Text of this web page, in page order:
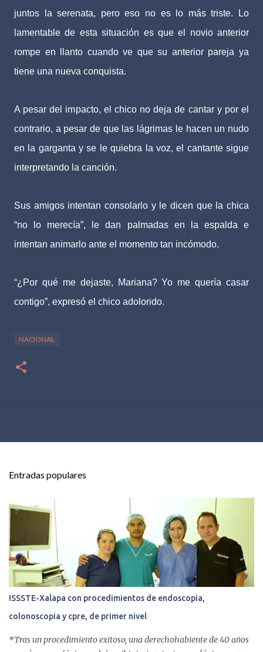
juntos la serenata, pero eso no es lo más triste. Lo
lamentable de esta situación es que el novio anterior
rompe en llanto cuando ve que su anterior pareja ya
tiene una nueva conquista.
A pesar del impacto, el chico no deja de cantar y por el
contrario, a pesar de que las lágrimas le hacen un nudo
en la garganta y se le quiebra la voz, el cantante sigue
interpretando la canción.
Sus amigos intentan consolarlo y le dicen que la chica
“no lo merecía”, le dan palmadas en la espalda e
intentan animarlo ante el momento tan incómodo.
“¿Por qué me dejaste, Mariana? Yo me quería casar
contigo”, expresó el chico adolorido.
NACIONAL
Entradas populares
ISSSTE-Xalapa con procedimientos de endoscopia,
colonoscopia y cpre, de primer nivel
*Tras un procedimiento exitoso, una derechohabiente de 40 años